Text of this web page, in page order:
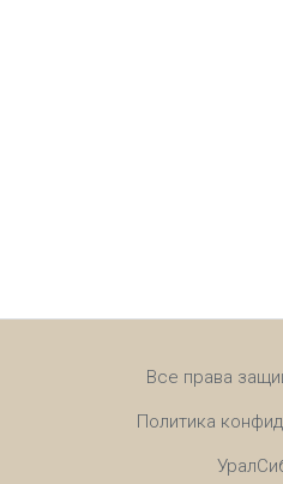
Все права
Политика